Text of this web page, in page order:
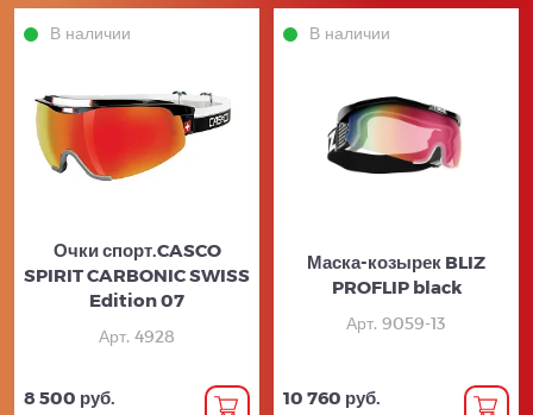
В наличии
Очки спорт.CASCO
SPIRIT CARBONIC SWISS
Edition 07
Арт. 4928
8 500 руб.
В наличии
Маска-козырек BLIZ
PROFLIP black
Арт. 9059-13
10 760 руб.